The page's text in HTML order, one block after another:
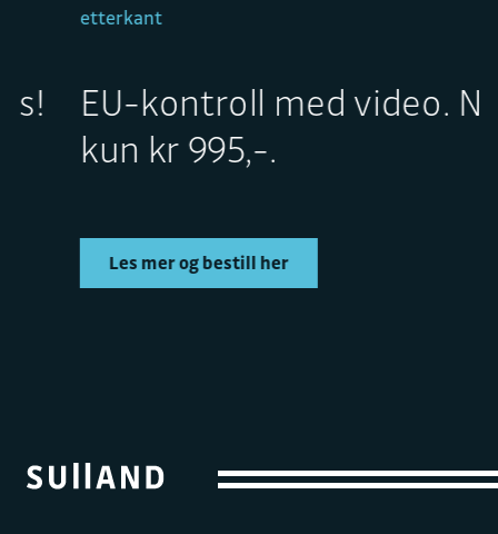
etterkant
EU-kontroll med video. Nå
kun kr 995,-.
Les mer og bestill her